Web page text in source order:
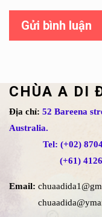
Gửi bình luận
CHÙA A DI
Địa chỉ: 52 Bareena
Australia.
Tel: (+02)
(+61)
Email: